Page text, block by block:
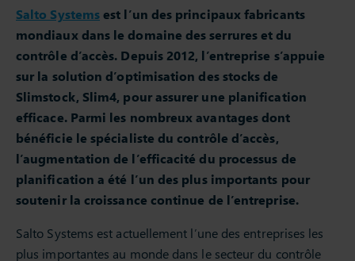
Salto Systemsest l’un des principaux fabricants
mondiaux dans le domaine des serrures et du
contrôle d’accès. Depuis 2012, l’entreprise s’appuie
sur la solution d’optimisation des stocks de
Slimstock, Slim4, pour assurer une planification
efficace. Parmi les nombreux avantages dont
bénéficie le spécialiste du contrôle d’accès,
l’augmentation de l’efficacité du processus de
planification a été l’un des plus importants pour
soutenir la croissance continue de l’entreprise.
Salto Systems est actuellement l’une des entreprises les
plus importantes au monde dans le secteur du contrôle